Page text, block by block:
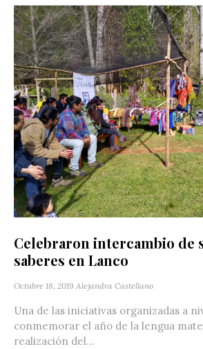
Celebraron intercambio de
saberes en Lanco
Octubre 18, 2019 Alejandra Castellano
Una de las iniciativas organizadas a
conmemorar el año de la lengua
realización del...